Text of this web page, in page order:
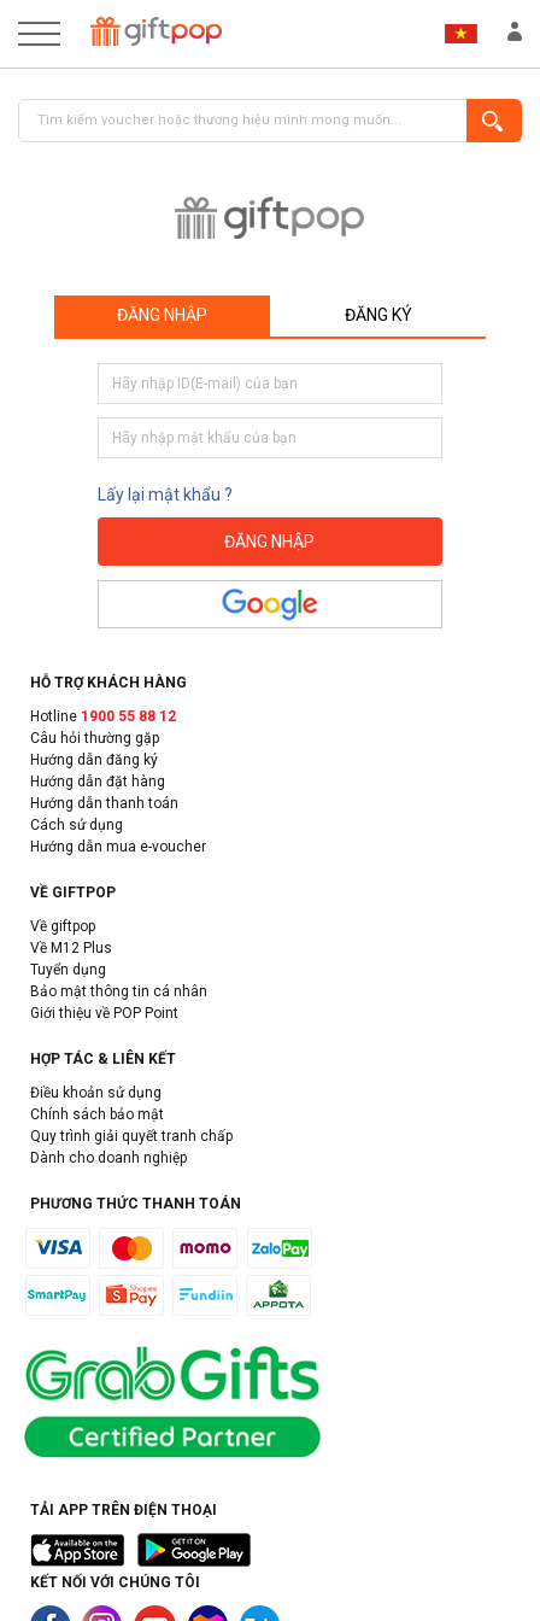
ĐĂNG NHẬP ĐĂNG KÝ
Lấy lại mật khẩu ?
HỖ TRỢ KHÁCH HÀNG
Hotline 1900 55 88 12
Câu hỏi thường gặp
Hướng dẫn đăng ký
Hướng dẫn đặt hàng
Hướng dẫn thanh toán
Cách sử dụng
Hướng dẫn mua e-voucher
VỀ GIFTPOP
Về giftpop
Về M12 Plus
Tuyển dụng
Bảo mật thông tin cá nhân
Giới thiệu về POP Point
HỢP TÁC & LIÊN KẾT
Điều khoản sử dụng
Chính sách bảo mật
Quy trình giải quyết tranh chấp
Dành cho doanh nghiệp
PHƯƠNG THỨC THANH TOÁN
TẢI APP TRÊN ĐIỆN THOẠI
KẾT NỐI VỚI CHÚNG TÔI